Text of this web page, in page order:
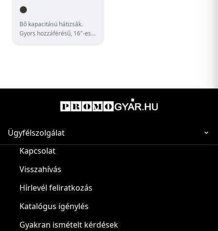
Bő kapacitású hátizsák.
Gyors hozzáférésű, 16"-es
Ügyfélszolgálat
Kapcsolat
Visszahívás
Hírlevél feliratkozás
Katalógus igénylés
Gyakran ismételt kérdések